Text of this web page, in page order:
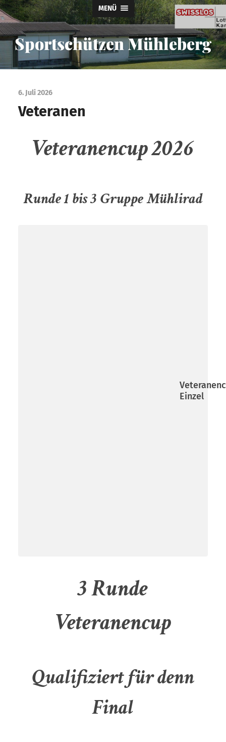
MENÜ
Sportschützen Mühleberg
6. Juli 2026
Veteranen
Veteranencup 2026
Runde 1 bis 3 Gruppe Mühlirad
Einzel
3 Runde
Veteranencup
Qualifiziert für denn
Final